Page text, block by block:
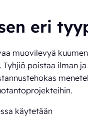
eri
muovilevyä
poistaa ilman
käytetään